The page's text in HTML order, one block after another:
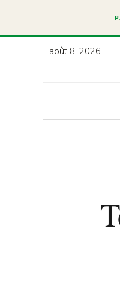
août 8, 2026